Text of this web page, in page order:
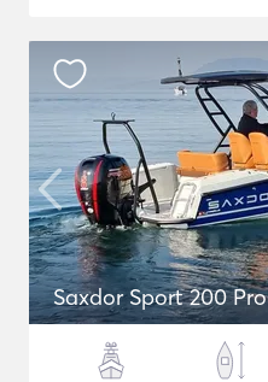
Saxdor Sport 200 Pro